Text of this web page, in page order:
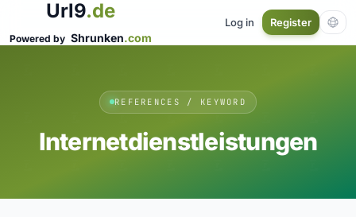
Url9.de
Powered by Shrunken.com
Log in Register
REFERENCES / KEYWORD
Internetdienstleistungen